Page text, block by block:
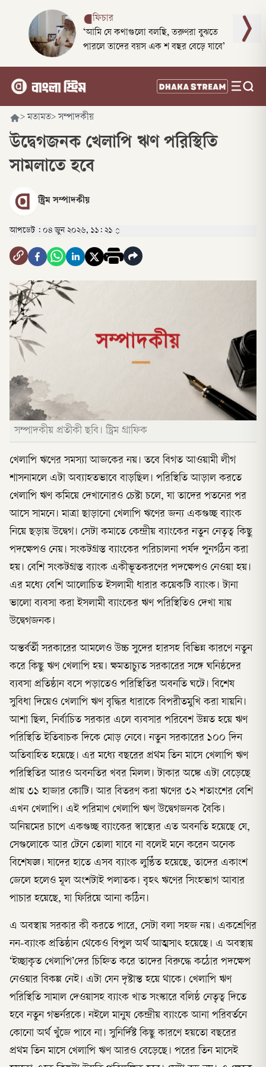
ফিচার
‘আমি যে কথাগুলো বলছি, তরুণরা বুঝতে
পারলে তাদের বয়স এক শ বছর বেড়ে যাবে’
> মতামত> সম্পাদকীয়
উদ্বেগজনক খেলাপি ঋণ পরিস্থিতি
সামলাতে হবে
স্ট্রিম সম্পাদকীয়
আপডেট : ০৪ জুন ২০২৬, ১১: ২১
সম্পাদকীয় প্রতীকী ছবি। স্ট্রিম গ্রাফিক
খেলাপি ঋণের সমস্যা আজকের নয়। তবে বিগত আওয়ামী লীগ
শাসনামলে এটা অব্যাহতভাবে বাড়ছিল। পরিস্থিতি আড়াল করতে
খেলাপি ঋণ কমিয়ে দেখানোরও চেষ্টা চলে, যা তাদের পতনের পর
আসে সামনে। মাত্রা ছাড়ানো খেলাপি ঋণের জন্য একগুচ্ছ ব্যাংক
নিয়ে ছড়ায় উদ্বেগ। সেটা কমাতে কেন্দ্রীয় ব্যাংকের নতুন নেতৃত্ব কিছু
পদক্ষেপও নেয়। সংকটগ্রস্ত ব্যাংকের পরিচালনা পর্ষদ পুনর্গঠন করা
হয়। বেশি সংকটগ্রস্ত ব্যাংক একীভূতকরণের পদক্ষেপও নেওয়া হয়।
এর মধ্যে বেশি আলোচিত ইসলামী ধারার কয়েকটি ব্যাংক। টানা
ভালো ব্যবসা করা ইসলামী ব্যাংকের ঋণ পরিস্থিতিও দেখা যায়
উদ্বেগজনক।
অন্তর্বর্তী সরকারের আমলেও উচ্চ সুদের হারসহ বিভিন্ন কারণে নতুন
করে কিছু ঋণ খেলাপি হয়। ক্ষমতাচ্যুত সরকারের সঙ্গে ঘনিষ্ঠদের
ব্যবসা প্রতিষ্ঠান বসে পড়াতেও পরিস্থিতির অবনতি ঘটে। বিশেষ
সুবিধা দিয়েও খেলাপি ঋণ বৃদ্ধির ধারাকে বিপরীতমুখি করা যায়নি।
আশা ছিল, নির্বাচিত সরকার এলে ব্যবসার পরিবেশ উন্নত হয়ে ঋণ
পরিস্থিতি ইতিবাচক দিকে মোড় নেবে। নতুন সরকারের ১০০ দিন
অতিবাহিত হয়েছে। এর মধ্যে বছরের প্রথম তিন মাসে খেলাপি ঋণ
পরিস্থিতির আরও অবনতির খবর মিলল। টাকার অঙ্কে এটা বেড়েছে
প্রায় ৩১ হাজার কোটি। আর বিতরণ করা ঋণের ৩২ শতাংশের বেশি
এখন খেলাপি। এই পরিমাণ খেলাপি ঋণ উদ্বেগজনক বৈকি।
অনিয়মের চাপে একগুচ্ছ ব্যাংকের স্বাস্থ্যের এত অবনতি হয়েছে যে,
সেগুলোকে আর টেনে তোলা যাবে না বলেই মনে করেন অনেক
বিশেষজ্ঞ। যাদের হাতে এসব ব্যাংক লুণ্ঠিত হয়েছে, তাদের একাংশ
জেলে হলেও মূল অংশটাই পলাতক। বৃহৎ ঋণের সিংহভাগ আবার
পাচার হয়েছে, যা ফিরিয়ে আনা কঠিন।
এ অবস্থায় সরকার কী করতে পারে, সেটা বলা সহজ নয়। একশ্রেণির
নন-ব্যাংক প্রতিষ্ঠান থেকেও বিপুল অর্থ আত্মসাৎ হয়েছে। এ অবস্থায়
‘ইচ্ছাকৃত খেলাপি’দের চিহ্নিত করে তাদের বিরুদ্ধে কঠোর পদক্ষেপ
নেওয়ার বিকল্প নেই। এটা যেন দৃষ্টান্ত হয়ে থাকে। খেলাপি ঋণ
পরিস্থিতি সামাল দেওয়াসহ ব্যাংক খাত সংস্কারে বলিষ্ঠ নেতৃত্ব দিতে
হবে নতুন গভর্নরকে। নইলে মানুষ কেন্দ্রীয় ব্যাংকে আনা পরিবর্তনে
কোনো অর্থ খুঁজে পাবে না। সুনির্দিষ্ট কিছু কারণে হয়তো বছরের
প্রথম তিন মাসে খেলাপি ঋণ আরও বেড়েছে। পরের তিন মাসেই